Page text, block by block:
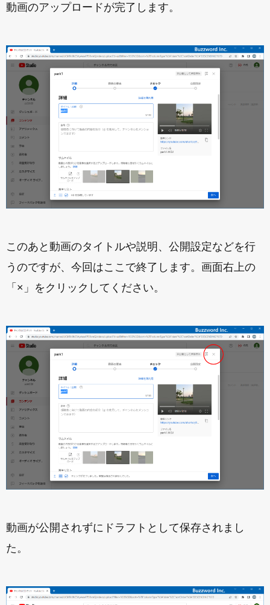
動画のアップロードが完了します。
このあと動画のタイトルや説明、公開設定などを行
うのですが、今回はここで終了します。画面右上の
「×」をクリックしてください。
動画が公開されずにドラフトとして保存されまし
た。